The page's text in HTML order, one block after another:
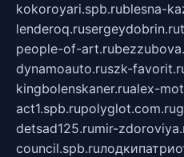
kokoroyari.spb.rublesna-
lenderoq.rusergeydobrin.ru
people-of-art.ru
dynamoauto.ruszk-
kingbolenskaner.rualex-
act1.spb.rupolyglot.com.ru
detsad125.rumir-
council.spb.ru